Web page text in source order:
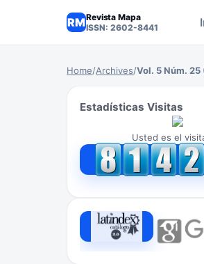
RMRevista Mapa
ISSN: 2602-8441
Home/Archives/Vol. 5 Núm. 25
Estadísticas Visitas
Usted es el